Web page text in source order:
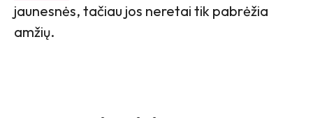
jaunesnės, tačiau jos neretai tik pabrėžia
amžių.